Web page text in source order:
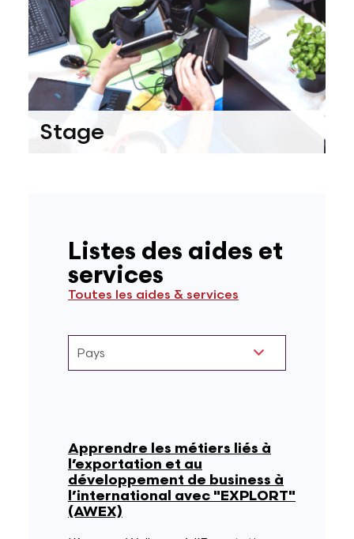
Stage
Listes des aides et
services
Toutes les aides & services
Apprendre les métiers liés à
l’exportation et au
développement de business à
l’international avec "EXPLORT"
(AWEX)